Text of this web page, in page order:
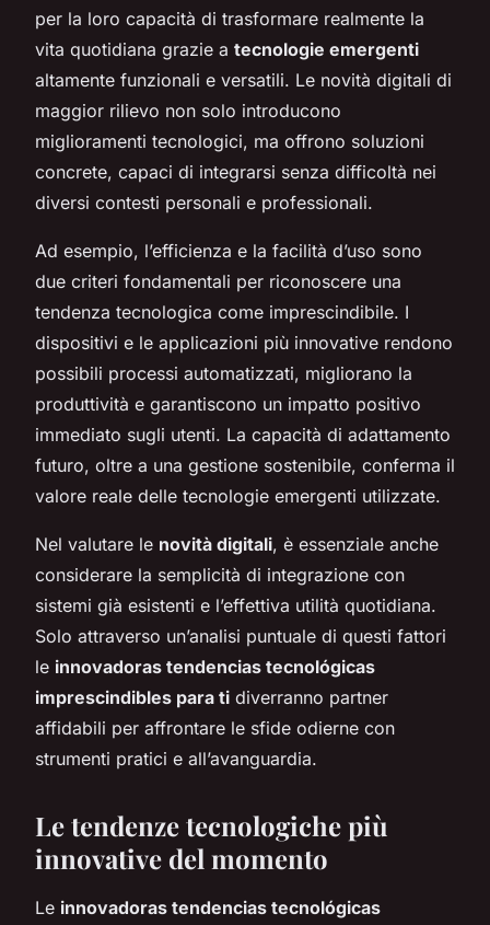
per la loro capacità di trasformare realmente la
vita quotidiana grazie a tecnologie emergenti
altamente funzionali e versatili. Le novità digitali di
maggior rilievo non solo introducono
miglioramenti tecnologici, ma offrono soluzioni
concrete, capaci di integrarsi senza difficoltà nei
diversi contesti personali e professionali.
Ad esempio, l’efficienza e la facilità d’uso sono
due criteri fondamentali per riconoscere una
tendenza tecnologica come imprescindibile. I
dispositivi e le applicazioni più innovative rendono
possibili processi automatizzati, migliorano la
produttività e garantiscono un impatto positivo
immediato sugli utenti. La capacità di adattamento
futuro, oltre a una gestione sostenibile, conferma il
valore reale delle tecnologie emergenti utilizzate.
Nel valutare le novità digitali, è essenziale anche
considerare la semplicità di integrazione con
sistemi già esistenti e l’effettiva utilità quotidiana.
Solo attraverso un’analisi puntuale di questi fattori
le innovadoras tendencias tecnológicas
imprescindibles para ti diverranno partner
affidabili per affrontare le sfide odierne con
strumenti pratici e all’avanguardia.
Le tendenze tecnologiche più
innovative del momento
Le innovadoras tendencias tecnológicas